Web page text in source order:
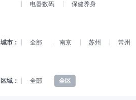
电器数码 保健养身
城市： 全部 南京 苏州 常州
区域： 全部 全区